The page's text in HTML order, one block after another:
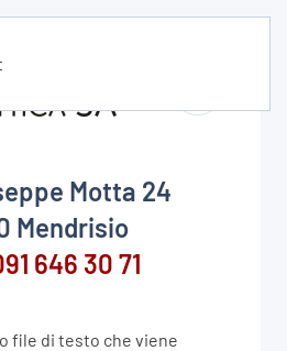
Motta 24
Mendrisio
646 30 71
file di testo che viene